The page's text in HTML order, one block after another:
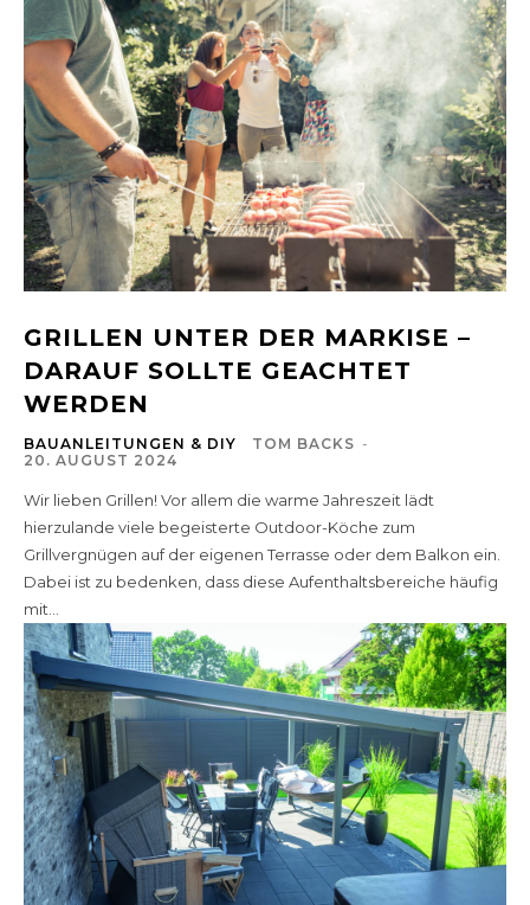
GRILLEN UNTER DER MARKISE –
DARAUF SOLLTE GEACHTET
WERDEN
BAUANLEITUNGEN & DIY TOM BACKS -
20. AUGUST 2024
Wir lieben Grillen! Vor allem die warme Jahreszeit lädt
hierzulande viele begeisterte Outdoor-Köche zum
Grillvergnügen auf der eigenen Terrasse oder dem Balkon ein.
Dabei ist zu bedenken, dass diese Aufenthaltsbereiche häufig
mit...